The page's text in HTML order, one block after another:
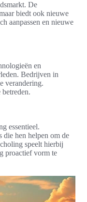
De
biedt ook nieuwe
aanpassen en nieuwe
en
Bedrijven in
verandering.
essentieel.
die hen helpen om de
speelt hierbij
proactief vorm te